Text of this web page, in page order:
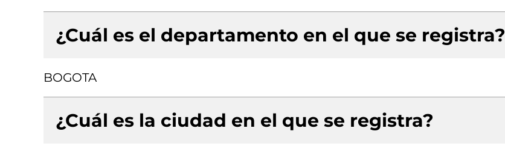
¿Cuál es el departamento en el que se registra?
BOGOTA
¿Cuál es la ciudad en el que se registra?